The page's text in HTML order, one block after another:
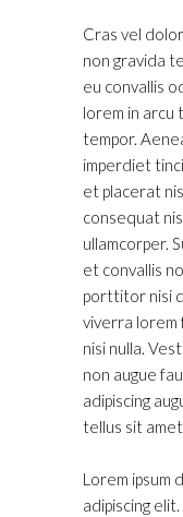
Cras vel
non gravida
eu convallis
lorem in arcu
tempor.
imperdiet
et placerat
consequat
ullamcorper.
et convallis
porttitor nisi
viverra lorem
nisi nulla.
non augue
adipiscing
tellus sit
Lorem ipsum
adipiscing